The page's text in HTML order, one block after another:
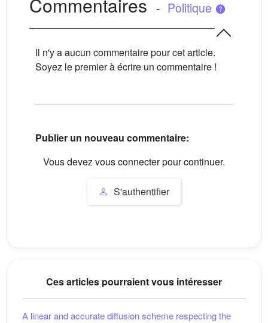
- Politique
Il n'y a aucun commentaire pour cet article.
Soyez le premier à écrire un commentaire !
Publier un nouveau commentaire:
Vous devez vous connecter pour continuer.
S'authentifier
Ces articles pourraient vous intéresser
A linear and accurate diffusion scheme respecting the